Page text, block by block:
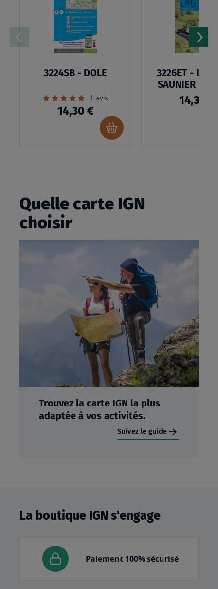
3224SB - DOLE
Évaluation:
100%
1 avis
14,30 €
Ajouter
au
3226ET -
SAUNIER
14,30 €
Quelle carte IGN
choisir
Trouvez la carte IGN la plus
adaptée à vos activités.
Suivez le guide
La boutique IGN s'engage
Paiement 100% sécurisé